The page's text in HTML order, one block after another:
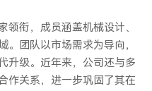
领衔，成员涵盖机械设计、
。团队以市场需求为导向，
升级。近年来，公司还与多
作关系，进一步巩固了其在